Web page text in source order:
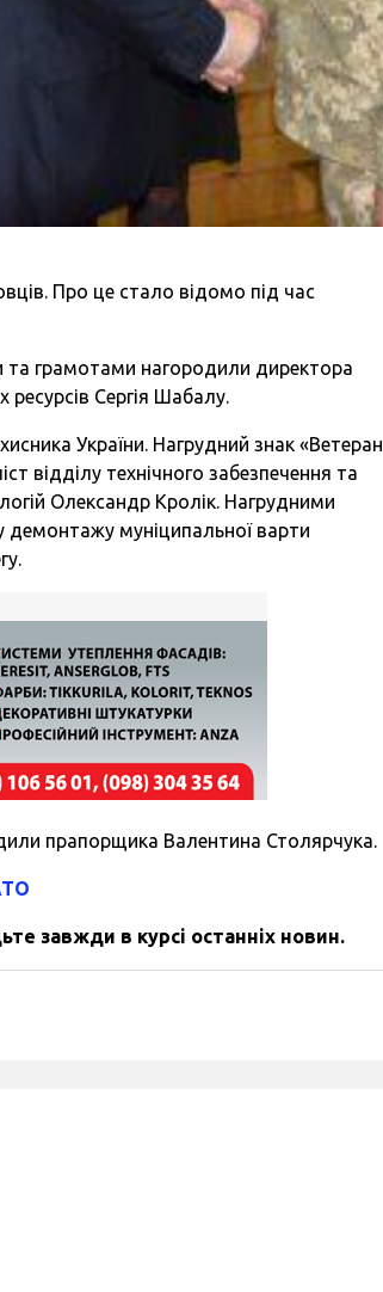
Про це стало відомо під час
та грамотами нагородили директора
Сергія Шабалу.
України. Нагрудний знак «Ветеран
відділу технічного забезпечення та
Олександр Кролік. Нагрудними
демонтажу муніципальної варти
прапорщика Валентина Столярчука.
завжди в курсі останніх новин.